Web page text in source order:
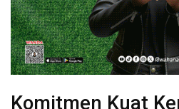
Komitmen Kuat